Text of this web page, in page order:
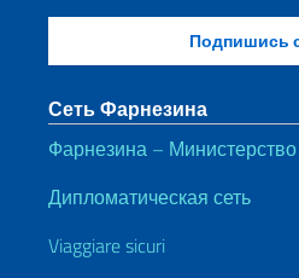
Сеть Фарнезина
Фарнезина –
Дипломатическая сеть
Viaggiare sicuri